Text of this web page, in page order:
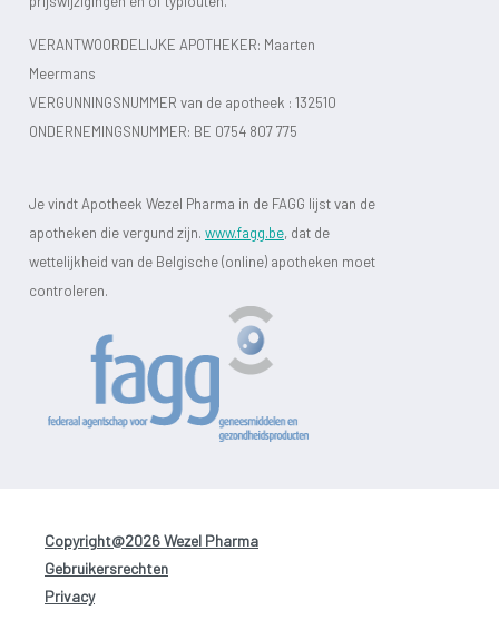
VERANTWOORDELIJKE APOTHEKER: Maarten
Meermans
VERGUNNINGSNUMMER van de apotheek : 132510
ONDERNEMINGSNUMMER: BE 0754 807 775
Je vindt Apotheek Wezel Pharma in de FAGG lijst van de
apotheken die vergund zijn. www.fagg.be, dat de
wettelijkheid van de Belgische (online) apotheken moet
controleren.
Copyright@2026 Wezel Pharma
Gebruikersrechten
Privacy